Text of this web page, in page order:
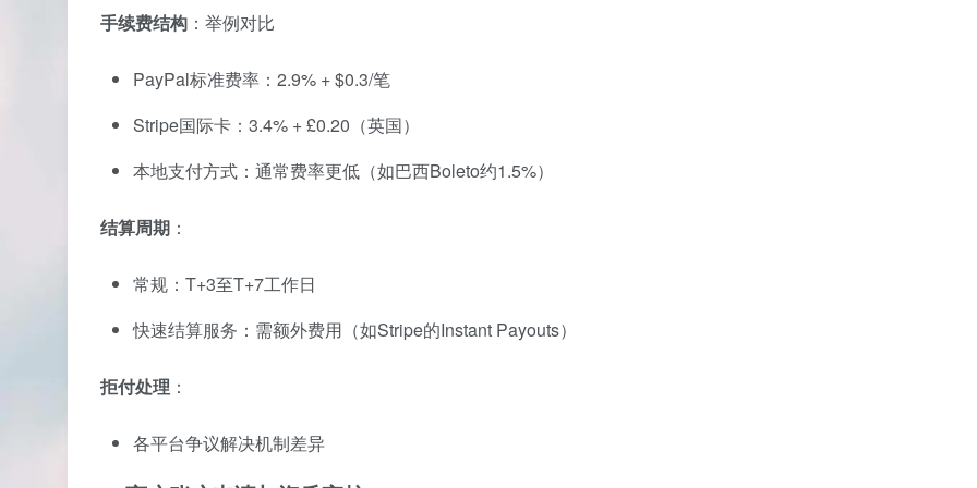
手续费结构 ：举例对比
PayPal标准费率：2.9% + $0.3/笔
Stripe国际卡：3.4% + £0.20（英国）
本地支付方式：通常费率更低（如巴西Boleto约1.5%）
结算周期 ：
常规：T+3至T+7工作日
快速结算服务：需额外费用（如Stripe的Instant Payouts）
拒付处理 ：
各平台争议解决机制差异